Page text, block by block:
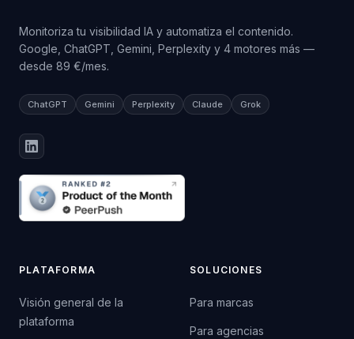
Monitoriza tu visibilidad IA y automatiza el contenido.
Google, ChatGPT, Gemini, Perplexity y 4 motores más —
desde 89 €/mes.
ChatGPT Gemini Perplexity Claude Grok
PLATAFORMA
Visión general de la
plataforma
SOLUCIONES
Para marcas
Para agencias